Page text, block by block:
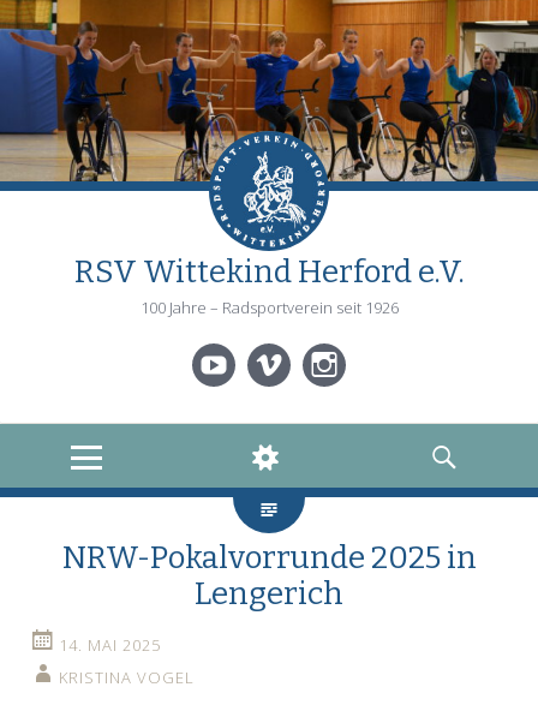
RSV Wittekind Herford e.V.
100 Jahre – Radsportverein seit 1926
MENÜ
WIDGETS
SUCHEN
NRW-Pokalvorrunde 2025 in
Lengerich
14. MAI 2025
KRISTINA VOGEL